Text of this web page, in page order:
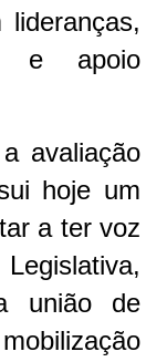
e apoio
avaliação
hoje um
a ter voz
união de